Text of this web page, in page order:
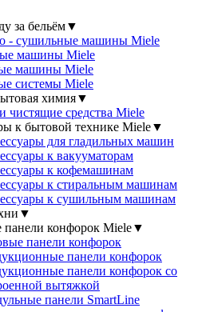
за бельём▼
- сушильные машины Miele
машины Miele
машины Miele
системы Miele
химия▼
средства Miele
к бытовой технике Miele▼
для гладильных машин
к вакууматорам
к кофемашинам
к стиральным машинам
к сушильным машинам
▼
конфорок Miele▼
панели конфорок
панели конфорок
панели конфорок со
вытяжкой
панели SmartLine